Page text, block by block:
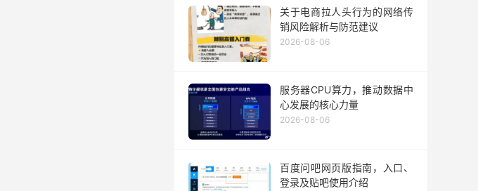
关于电商拉人头行为的网络传
销风险解析与防范建议
2026-08-06
服务器CPU算力，推动数据中
心发展的核心力量
2026-08-06
百度问吧网页版指南，入口、
登录及贴吧使用介绍